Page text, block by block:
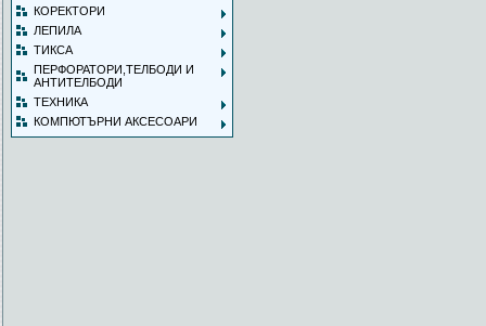
КОРЕКТОРИ
ЛЕПИЛА
ТИКСА
ПЕРФОРАТОРИ,ТЕЛБОДИ И
АНТИТЕЛБОДИ
ТЕХНИКА
КОМПЮТЪРНИ АКСЕСОАРИ